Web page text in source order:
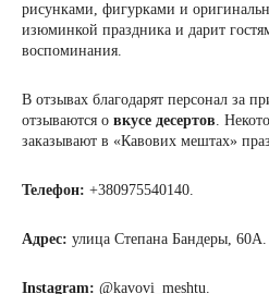
рисунками, фигурками и
изюминкой праздника и дарит
воспоминания.
В отзывах благодарят персонал за
отзываются о вкусе десертов.
заказывают в «Кавових мештах»
Телефон: +380975540140.
Адрес: улица Степана Бандеры, 60А.
Instagram: @kavovi_meshtu.